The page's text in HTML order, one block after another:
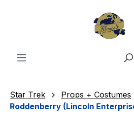
Star Trek
Props + Costumes
Roddenberry (Lincoln